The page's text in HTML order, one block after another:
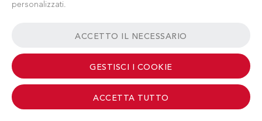
personalizzati.
ACCETTO IL NECESSARIO
GESTISCI I COOKIE
ACCETTA TUTTO